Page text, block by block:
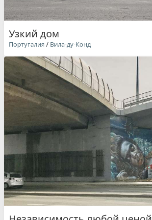
Узкий дом
Португалия / Вила-ду-Конд